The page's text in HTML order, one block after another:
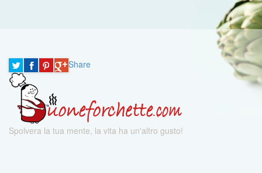
Share
Spolvera la tua mente, la vita ha un'altro gusto!